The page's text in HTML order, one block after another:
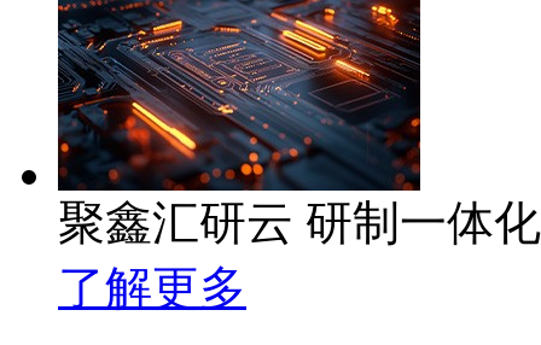
聚鑫汇研云 研制一体
了解更多